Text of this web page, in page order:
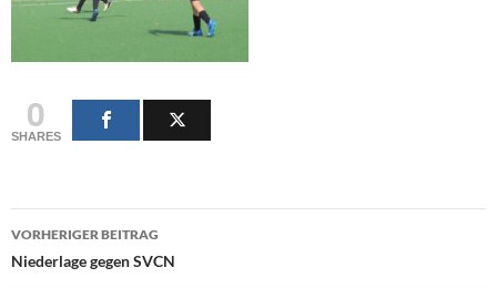
0
SHARES
Beitragsnavigation
VORHERIGER BEITRAG
Niederlage gegen SVCN